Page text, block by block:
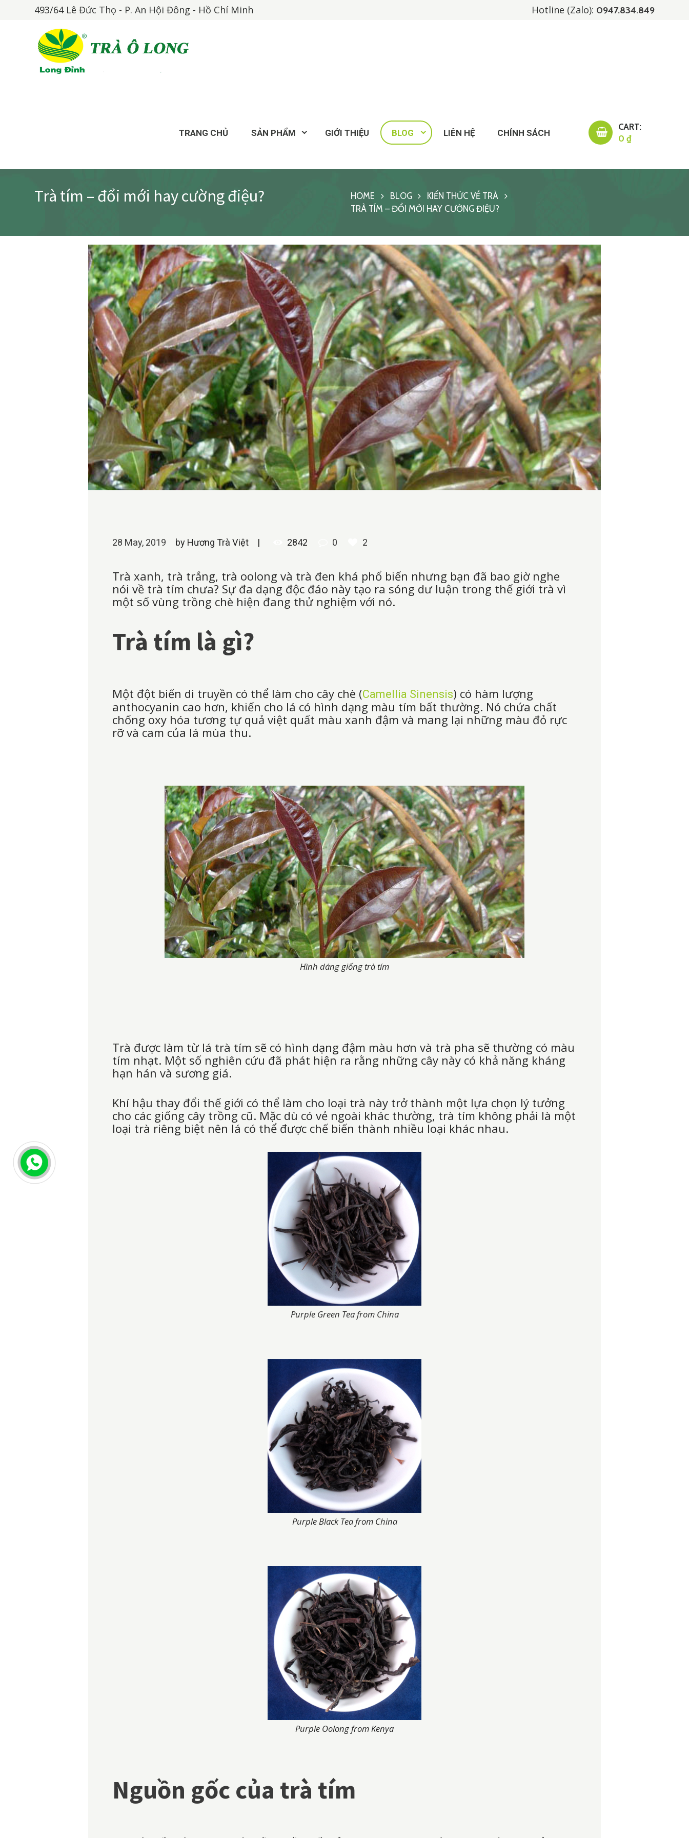
493/64 Lê Đức Thọ - P. An Hội Đông - Hồ Chí Minh Hotline (Zalo): 0947.834.849
TRANG CHỦ SẢN PHẨM GIỚI THIỆU BLOG LIÊN HỆ CHÍNH SÁCH
CART:
0 ₫
Trà tím – đổi mới hay cường điệu? HOME BLOG
KIẾN THỨC VỀ TRÀ
TRÀ TÍM – ĐỔI MỚI HAY CƯỜNG ĐIỆU?
28 May, 2019 by Hương Trà Việt 2842 0 2
Trà xanh, trà trắng, trà oolong và trà đen khá phổ biến nhưng bạn đã bao giờ nghe
nói về trà tím chưa? Sự đa dạng độc đáo này tạo ra sóng dư luận trong thế giới trà vì
một số vùng trồng chè hiện đang thử nghiệm với nó.
Trà tím là gì?
Một đột biến di truyền có thể làm cho cây chè (Camellia Sinensis) có hàm lượng
anthocyanin cao hơn, khiến cho lá có hình dạng màu tím bất thường. Nó chứa chất
chống oxy hóa tương tự quả việt quất màu xanh đậm và mang lại những màu đỏ rực
rỡ và cam của lá mùa thu.
Hình dáng giống trà tím
​Trà được làm từ lá trà tím sẽ có hình dạng đậm màu hơn và trà pha sẽ thường có màu
tím nhạt. Một số nghiên cứu đã phát hiện ra rằng những cây này có khả năng kháng
hạn hán và sương giá.
Khí hậu thay đổi thế giới có thể làm cho loại trà này trở thành một lựa chọn lý tưởng
cho các giống cây trồng cũ. Mặc dù có vẻ ngoài khác thường, trà tím không phải là một
loại trà riêng biệt nên lá có thể được chế biến thành nhiều loại khác nhau.
Purple Green Tea from China
Purple Black Tea from China
Purple Oolong from Kenya
Nguồn gốc của trà tím